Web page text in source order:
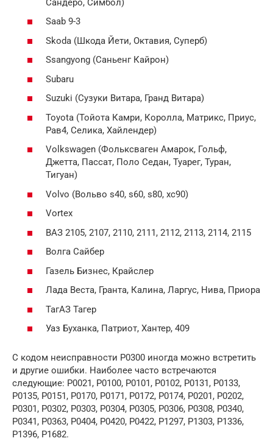
Сандеро, Симбол)
Saab 9-3
Skoda (Шкода Йети, Октавия, Суперб)
Ssangyong (Саньенг Кайрон)
Subaru
Suzuki (Сузуки Витара, Гранд Витара)
Toyota (Тойота Камри, Королла, Матрикс, Приус,
Рав4, Селика, Хайлендер)
Volkswagen (Фольксваген Амарок, Гольф,
Джетта, Пассат, Поло Седан, Туарег, Туран,
Тигуан)
Volvo (Вольво s40, s60, s80, xc90)
Vortex
ВАЗ 2105, 2107, 2110, 2111, 2112, 2113, 2114, 2115
Волга Сайбер
Газель Бизнес, Крайслер
Лада Веста, Гранта, Калина, Ларгус, Нива, Приора
ТагАЗ Тагер
Уаз Буханка, Патриот, Хантер, 409
С кодом неисправности Р0300 иногда можно встретить
и другие ошибки. Наиболее часто встречаются
следующие: P0021, P0100, P0101, P0102, P0131, P0133,
P0135, P0151, P0170, P0171, P0172, P0174, P0201, P0202,
P0301, P0302, P0303, P0304, P0305, P0306, P0308, P0340,
P0341, P0363, P0404, P0420, P0422, P1297, P1303, P1336,
P1396, P1682.